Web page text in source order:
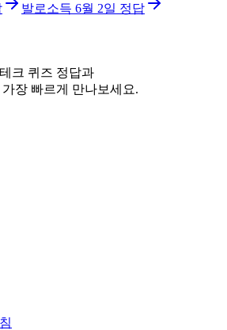
발로소득 6월 2일 정답
크 퀴즈 정답과
장 빠르게 만나보세요.